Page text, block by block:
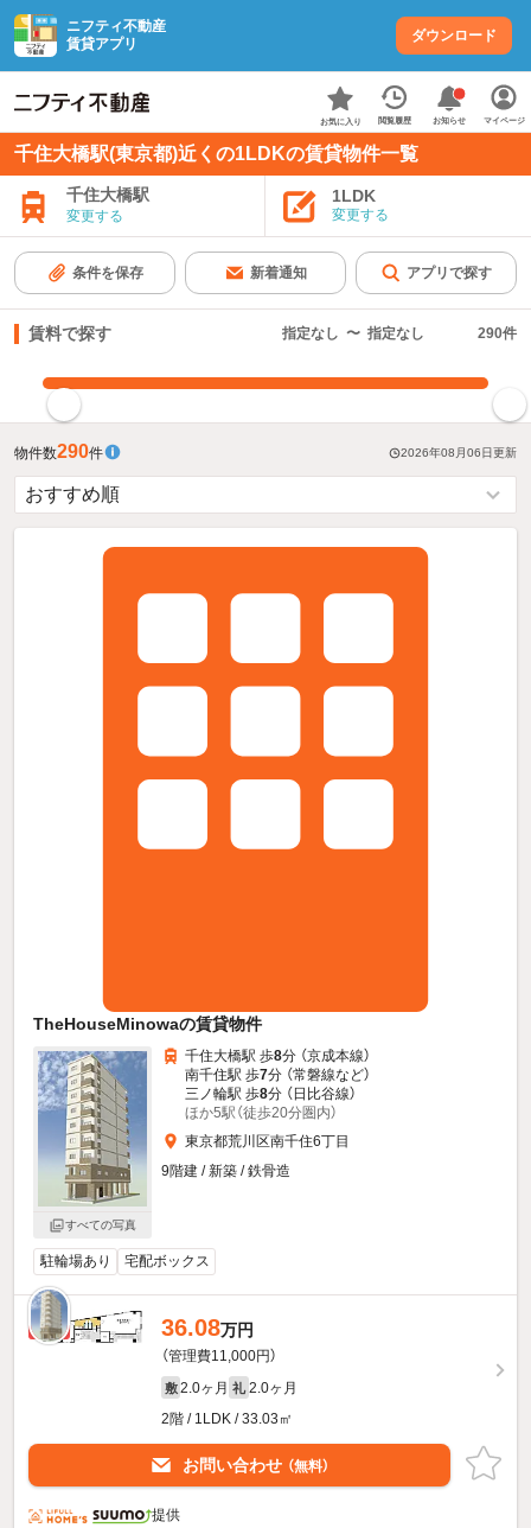
ニフティ不動産
賃貸アプリ
ダウンロード
お気に入り 閲覧履歴 お知らせ マイページ
千住大橋駅(東京都)近くの1LDKの賃貸物件一覧
千住大橋駅
変更する
1LDK
変更する
条件を保存 新着通知 アプリで探す
賃料で探す 指定なし 〜 指定なし 290件
物件数290件 2026年08月06日更新
TheHouseMinowaの賃貸物件
すべての写真
千住大橋駅 歩8分 （京成本線）
南千住駅 歩7分 （常磐線など）
三ノ輪駅 歩8分 （日比谷線）
ほか5駅（徒歩20分圏内）
東京都荒川区南千住6丁目
9階建 / 新築 / 鉄骨造
駐輪場あり 宅配ボックス
新着 36.08万円
（管理費11,000円）
敷 2.0ヶ月 礼 2.0ヶ月
2階 / 1LDK / 33.03㎡
お問い合わせ （無料）
提供